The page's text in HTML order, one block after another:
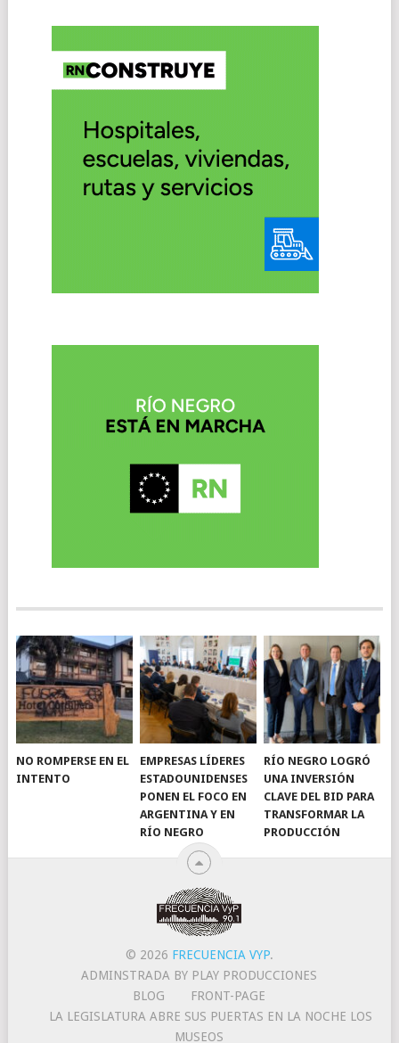
NO ROMPERSE EN EL
INTENTO
EMPRESAS LÍDERES
ESTADOUNIDENSES
PONEN EL FOCO EN
ARGENTINA Y EN
RÍO NEGRO
RÍO NEGRO LOGRÓ
UNA INVERSIÓN
CLAVE DEL BID PARA
TRANSFORMAR LA
PRODUCCIÓN
© 2026 FRECUENCIA VYP.
ADMINSTRADA BY PLAY PRODUCCIONES
BLOG
FRONT-PAGE
LA LEGISLATURA ABRE SUS PUERTAS EN LA NOCHE LOS
MUSEOS